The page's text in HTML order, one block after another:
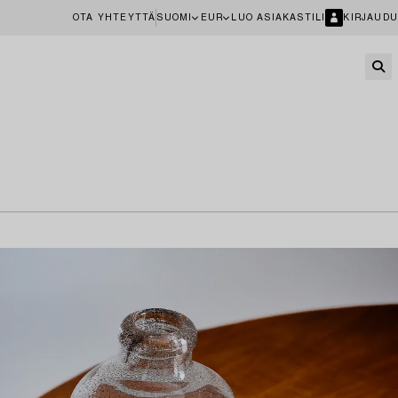
OTA YHTEYTTÄ SUOMI EUR LUO ASIAKASTILI KIRJAUDU